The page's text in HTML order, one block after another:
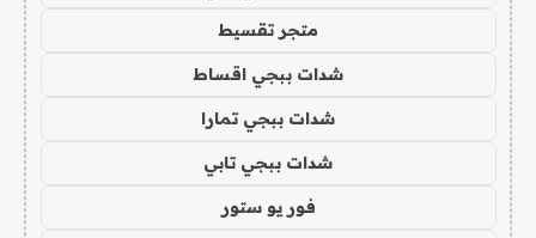
متجر تقسيط
شدات ببجي اقساط
شدات ببجي تمارا
شدات ببجي تابي
فور يو ستور